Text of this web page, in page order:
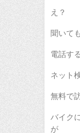
え？
聞いて
電話す
ネット
無料で
バイク
が